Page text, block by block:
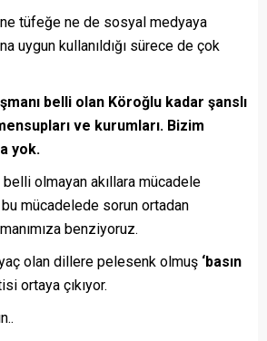
ne tüfeğe ne de sosyal medyaya
uygun kullanıldığı sürece de çok
belli olan Köroğlu kadar şanslı
ve kurumları. Bizim
yok.
olmayan akıllara mücadele
mücadelede sorun ortadan
benziyoruz.
olan dillere pelesenk olmuş ‘basın
ortaya çıkıyor.